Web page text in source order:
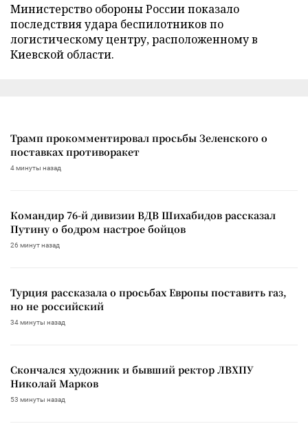
Министерство обороны России показало
последствия удара беспилотников по
логистическому центру, расположенному в
Киевской области.
Трамп прокомментировал просьбы Зеленского о
поставках противоракет
4 минуты назад
Командир 76-й дивизии ВДВ Шихабидов рассказал
Путину о бодром настрое бойцов
26 минут назад
Турция рассказала о просьбах Европы поставить газ,
но не российский
34 минуты назад
Скончался художник и бывший ректор ЛВХПУ
Николай Марков
53 минуты назад